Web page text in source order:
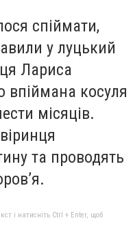
спіймати,
у луцький
Лариса
впіймана косуля
місяців.
та проводять
і натисніть Ctrl + Enter, щоб